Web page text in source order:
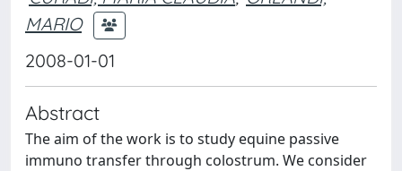
MARIO
2008-01-01
Abstract
The aim of the work is to study equine passive
immuno transfer through colostrum. We consider